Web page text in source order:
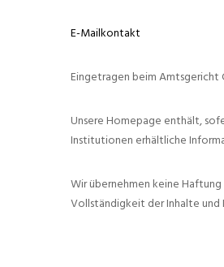
E-Mailkontakt
Eingetragen beim Amtsgericht
Unsere Homepage enthält,
Institutionen erhältliche
Wir übernehmen keine
Vollständigkeit der Inhalte